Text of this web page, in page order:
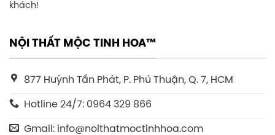
khách!
NỘI THẤT MỘC TINH HOA™
877 Huỳnh Tấn Phát, P. Phú Thuận, Q. 7, HCM
Hotline 24/7: 0964 329 866
Gmail: info@noithatmoctinhhoa.com